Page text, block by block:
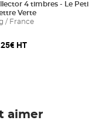
panier
4 timbres - Le Petit
Verte
/ France
HT
aimer